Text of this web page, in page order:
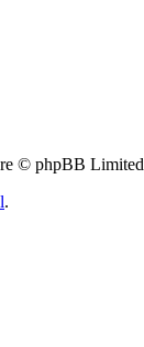
© phpBB Limited
.